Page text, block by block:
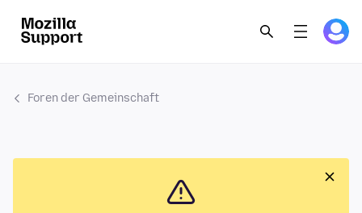
Foren der Gemeinschaft